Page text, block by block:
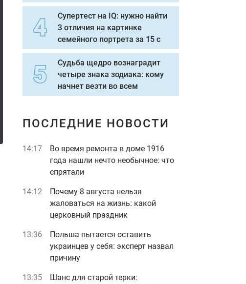
Супертест на IQ: нужно найти
3 отличия на картинке
семейного портрета за 15 с
Судьба щедро вознаградит
четыре знака зодиака: кому
начнет везти во всем
ПОСЛЕДНИЕ НОВОСТИ
14:17
Во время ремонта в доме 1916
года нашли нечто необычное: что
спрятали
14:12
Почему 8 августа нельзя
жаловаться на жизнь: какой
церковный праздник
13:36
Польша пытается оставить
украинцев у себя: эксперт назвал
причину
13:35
Шанс для старой терки: